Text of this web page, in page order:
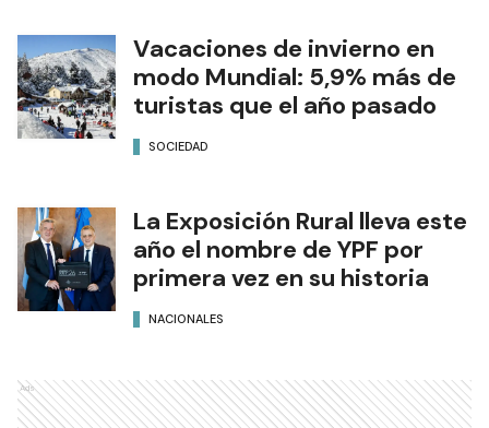
Vacaciones de invierno en
modo Mundial: 5,9% más de
turistas que el año pasado
SOCIEDAD
La Exposición Rural lleva este
año el nombre de YPF por
primera vez en su historia
NACIONALES
Ads